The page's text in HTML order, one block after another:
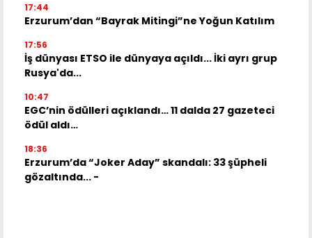
17:44
Erzurum’dan “Bayrak Mitingi”ne Yoğun Katılım
17:56
İş dünyası ETSO ile dünyaya açıldı... İki ayrı grup
Rusya'da...
10:47
EGC’nin ödülleri açıklandı… 11 dalda 27 gazeteci
ödül aldı…
18:36
Erzurum’da “Joker Aday” skandalı: 33 şüpheli
gözaltında... -